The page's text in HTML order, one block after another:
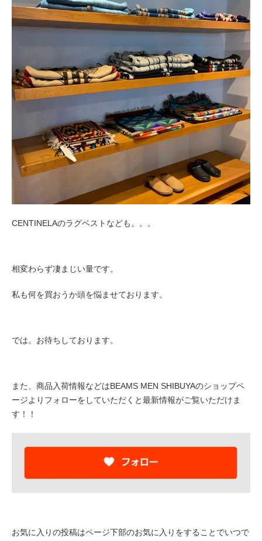
CENTINELAのラグベストなども。。。
相変わらず凄まじい量です。
私も何を買おうか頭を悩ませております。
では。お待ちしております。
また、商品入荷情報などはBEAMS MEN SHIBUYAのショップペ
ージよりフォローをしていただくと最新情報がご覧いただけま
す！！
お気に入りの投稿はページ下部のお気に入りをすることでいつで